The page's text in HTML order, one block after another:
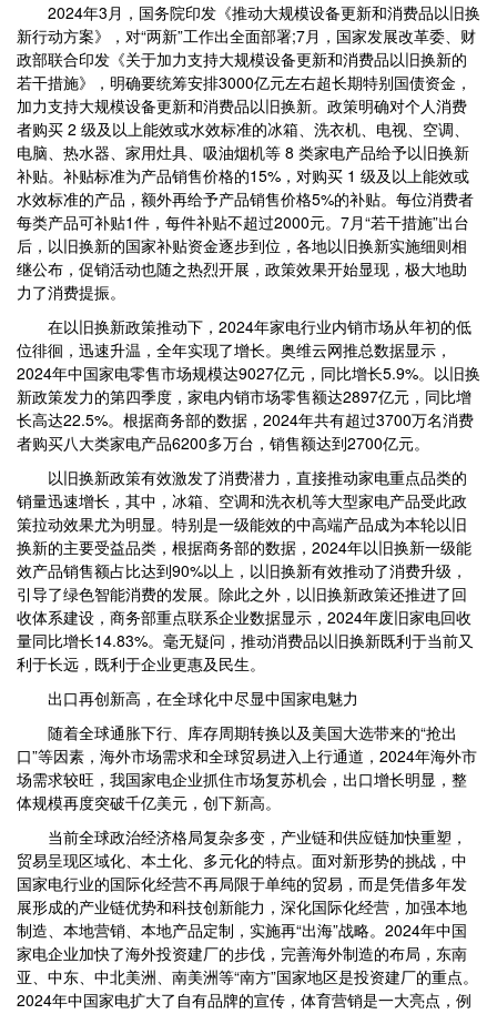
2024年3月，国务院印发《推动大规模设备更新和消费品以旧换
新行动方案》，对“两新”工作出全面部署;7月，国家发展改革委、财
政部联合印发《关于加力支持大规模设备更新和消费品以旧换新的
若干措施》，明确要统筹安排3000亿元左右超长期特别国债资金，
加力支持大规模设备更新和消费品以旧换新。政策明确对个人消费
者购买 2 级及以上能效或水效标准的冰箱、洗衣机、电视、空调、
电脑、热水器、家用灶具、吸油烟机等 8 类家电产品给予以旧换新
补贴。补贴标准为产品销售价格的15%，对购买 1 级及以上能效或
水效标准的产品，额外再给予产品销售价格5%的补贴。每位消费者
每类产品可补贴1件，每件补贴不超过2000元。7月“若干措施”出台
后，以旧换新的国家补贴资金逐步到位，各地以旧换新实施细则相
继公布，促销活动也随之热烈开展，政策效果开始显现，极大地助
力了消费提振。
在以旧换新政策推动下，2024年家电行业内销市场从年初的低
位徘徊，迅速升温，全年实现了增长。奥维云网推总数据显示，
2024年中国家电零售市场规模达9027亿元，同比增长5.9%。以旧换
新政策发力的第四季度，家电内销市场零售额达2897亿元，同比增
长高达22.5%。根据商务部的数据，2024年共有超过3700万名消费
者购买八大类家电产品6200多万台，销售额达到2700亿元。
以旧换新政策有效激发了消费潜力，直接推动家电重点品类的
销量迅速增长，其中，冰箱、空调和洗衣机等大型家电产品受此政
策拉动效果尤为明显。特别是一级能效的中高端产品成为本轮以旧
换新的主要受益品类，根据商务部的数据，2024年以旧换新一级能
效产品销售额占比达到90%以上，以旧换新有效推动了消费升级，
引导了绿色智能消费的发展。除此之外，以旧换新政策还推进了回
收体系建设，商务部重点联系企业数据显示，2024年废旧家电回收
量同比增长14.83%。毫无疑问，推动消费品以旧换新既利于当前又
利于长远，既利于企业更惠及民生。
出口再创新高，在全球化中尽显中国家电魅力
随着全球通胀下行、库存周期转换以及美国大选带来的“抢出
口”等因素，海外市场需求和全球贸易进入上行通道，2024年海外市
场需求较旺，我国家电企业抓住市场复苏机会，出口增长明显，整
体规模再度突破千亿美元，创下新高。
当前全球政治经济格局复杂多变，产业链和供应链加快重塑，
贸易呈现区域化、本土化、多元化的特点。面对新形势的挑战，中
国家电行业的国际化经营不再局限于单纯的贸易，而是凭借多年发
展形成的产业链优势和科技创新能力，深化国际化经营，加强本地
制造、本地营销、本地产品定制，实施再“出海”战略。2024年中国
家电企业加快了海外投资建厂的步伐，完善海外制造的布局，东南
亚、中东、中北美洲、南美洲等“南方”国家地区是投资建厂的重点。
2024年中国家电扩大了自有品牌的宣传，体育营销是一大亮点，例